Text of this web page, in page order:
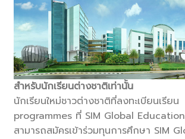
สำหรับนักเรียนต่างชาติเท่านั้น
นักเรียนใหม่ชาวต่างชาติที่ลงทะเบียนเรีย
programmes ที่ SIM Global
สามารถสมัครเข้าร่วมทุนการศึกษา SIM